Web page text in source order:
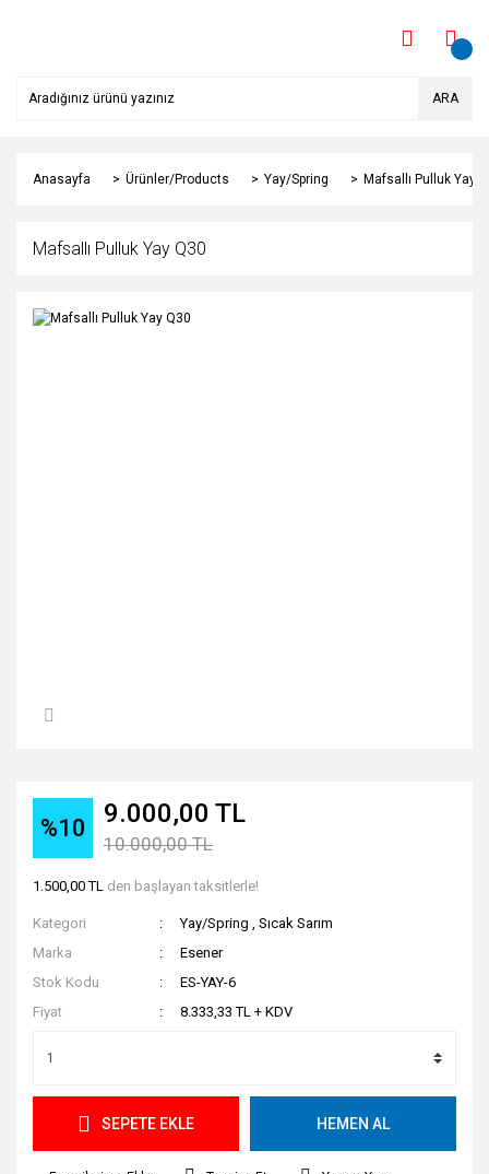
ARA
Anasayfa Ürünler/Products Yay/Spring Mafsallı Pulluk Yay
Mafsallı Pulluk Yay Q30
%10 9.000,00 TL
10.000,00 TL
1.500,00 TL den başlayan taksitlerle!
Kategori Yay/Spring ,Sıcak Sarım
Marka
Esener
Stok Kodu
ES-YAY-6
Fiyat
8.333,33 TL + KDV
SEPETE EKLE HEMEN AL